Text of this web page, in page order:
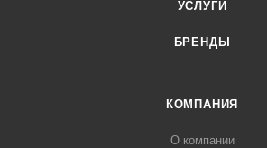
УСЛУГИ
БРЕНДЫ
КОМПАНИЯ
О компании